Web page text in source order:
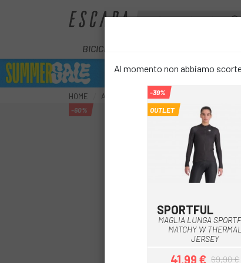
BICICLETTE
HOME ABBIGLIAMENTO MAGLIE XC / CORSA
-60%
Al momento non abbiamo
Blu LillaNero
-39%
OUTLET
SPORTFUL
MAGLIA LUNGA
MATCHY W THERMAL
JERSEY
41,99 € 69,90 €